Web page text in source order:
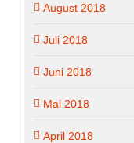
August 2018
Juli 2018
Juni 2018
Mai 2018
April 2018